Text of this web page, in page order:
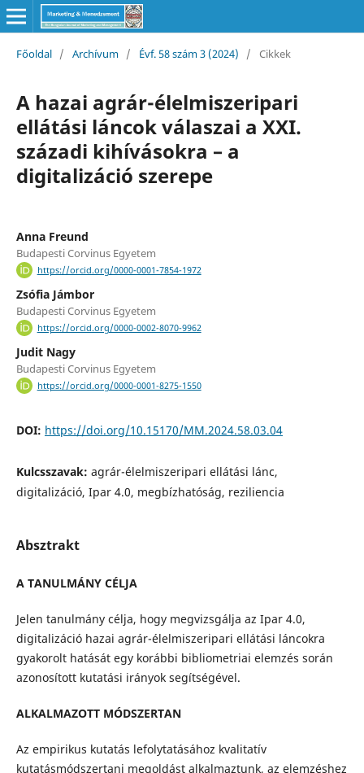
Főoldal / Archívum / Évf. 58 szám 3 (2024) / Cikkek
A hazai agrár-élelmiszeripari
ellátási láncok válaszai a XXI.
századi kihívásokra – a
digitalizáció szerepe
Anna Freund
Budapesti Corvinus Egyetem
https://orcid.org/0000-0001-7854-1972
Zsófia Jámbor
Budapesti Corvinus Egyetem
https://orcid.org/0000-0002-8070-9962
Judit Nagy
Budapesti Corvinus Egyetem
https://orcid.org/0000-0001-8275-1550
DOI: https://doi.org/10.15170/MM.2024.58.03.04
Kulcsszavak: agrár-élelmiszeripari ellátási lánc,
digitalizáció, Ipar 4.0, megbízhatóság, reziliencia
Absztrakt
A TANULMÁNY CÉLJA
Jelen tanulmány célja, hogy megvizsgálja az Ipar 4.0,
digitalizáció hazai agrár-élelmiszeripari ellátási láncokra
gyakorolt hatását egy korábbi bibliometriai elemzés során
azonosított kutatási irányok segítségével.
ALKALMAZOTT MÓDSZERTAN
Az empirikus kutatás lefolytatásához kvalitatív
kutatásmódszertani megoldást alkalmaztunk, az elemzéshez